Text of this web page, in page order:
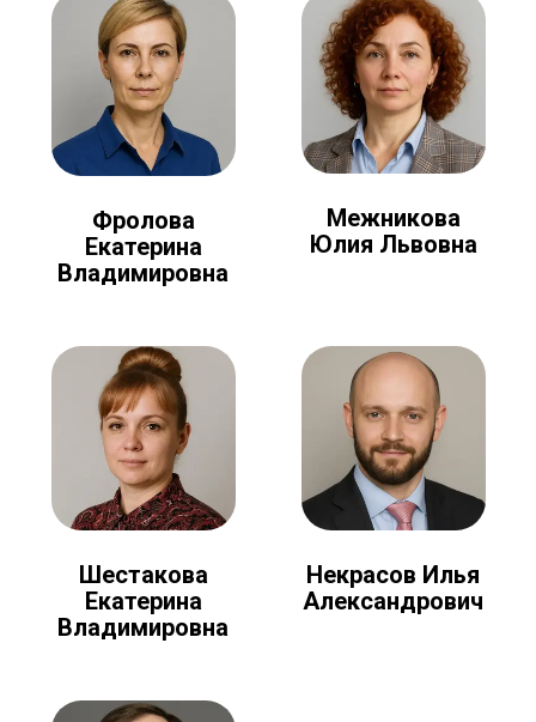
Фролова
Екатерина
Владимировна
Межникова
Юлия Львовна
Шестакова
Екатерина
Владимировна
Некрасов Илья
Александрович